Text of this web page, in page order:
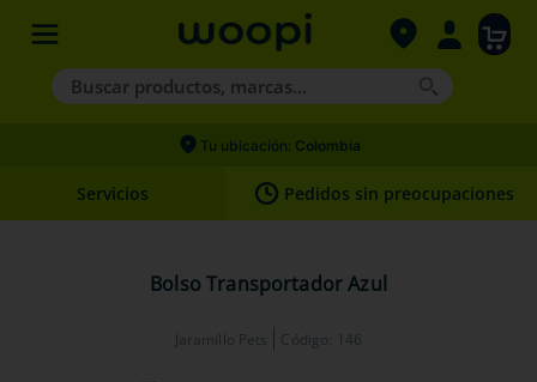
Buscar productos, marcas...
Términos más buscados
2.
hills
Tu ubicación: Colombia
Servicios Pedidos sin preocupaciones
Bolso Transportador Azul
Jaramillo Pets Código: 146